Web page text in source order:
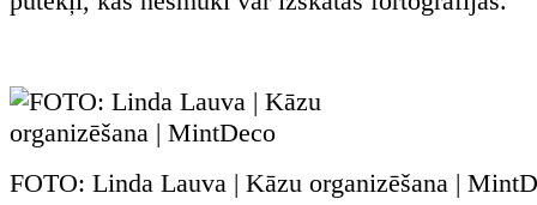
FOTO: Linda Lauva | Kāzu organizēšana |